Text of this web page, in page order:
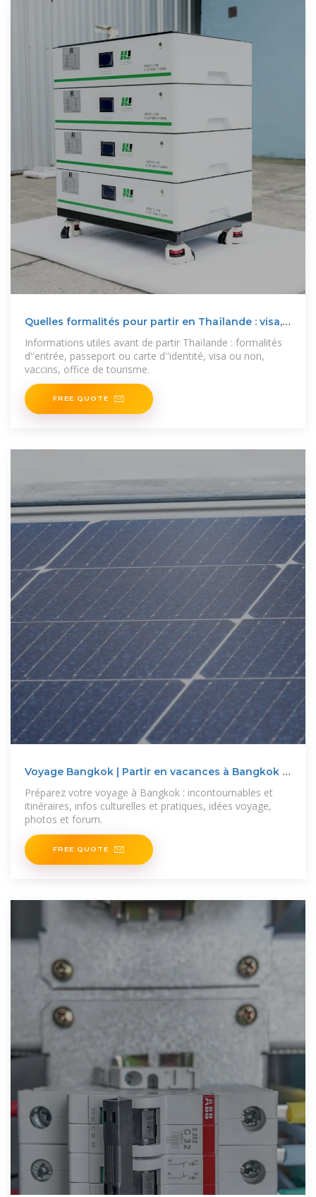
Quelles formalités pour partir en Thaïlande : visa,
Informations utiles avant de partir Thaïlande : formalités
d''entrée, passeport ou carte d''identité, visa ou non,
vaccins, office de tourisme.
FREE QUOTE
Voyage Bangkok | Partir en vacances à Bangkok |
Préparez votre voyage à Bangkok : incontournables et
itinéraires, infos culturelles et pratiques, idées voyage,
photos et forum.
FREE QUOTE